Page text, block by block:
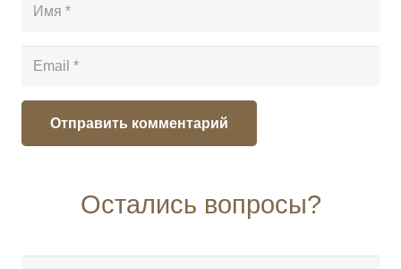
Отправить комментарий
Остались вопросы?